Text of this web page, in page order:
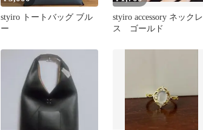
styiro トートバッグ ブル
ー
styiro accessory ネックレ
ス ゴールド